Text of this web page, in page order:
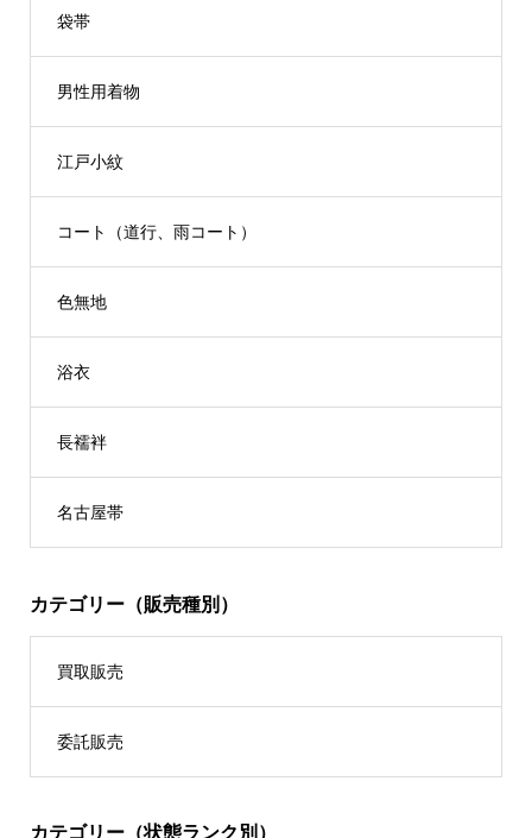
袋帯
男性用着物
江戸小紋
コート（道行、雨コート）
色無地
浴衣
長襦袢
名古屋帯
カテゴリー（販売種別）
買取販売
委託販売
カテゴリー（状態ランク別）